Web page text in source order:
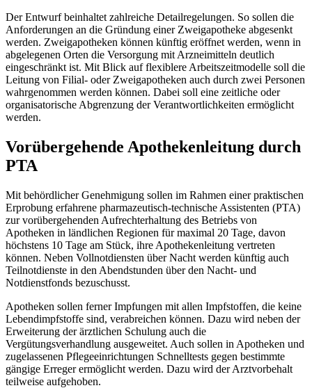
Der Entwurf beinhaltet zahlreiche Detailregelungen. So sollen die
Anforderungen an die Gründung einer Zweigapotheke abgesenkt
werden. Zweigapotheken können künftig eröffnet werden, wenn in
abgelegenen Orten die Versorgung mit Arzneimitteln deutlich
eingeschränkt ist. Mit Blick auf flexiblere Arbeitszeitmodelle soll die
Leitung von Filial- oder Zweigapotheken auch durch zwei Personen
wahrgenommen werden können. Dabei soll eine zeitliche oder
organisatorische Abgrenzung der Verantwortlichkeiten ermöglicht
werden.
Vorübergehende Apothekenleitung durch
PTA
Mit behördlicher Genehmigung sollen im Rahmen einer praktischen
Erprobung erfahrene pharmazeutisch-technische Assistenten (PTA)
zur vorübergehenden Aufrechterhaltung des Betriebs von
Apotheken in ländlichen Regionen für maximal 20 Tage, davon
höchstens 10 Tage am Stück, ihre Apothekenleitung vertreten
können. Neben Vollnotdiensten über Nacht werden künftig auch
Teilnotdienste in den Abendstunden über den Nacht- und
Notdienstfonds bezuschusst.
Apotheken sollen ferner Impfungen mit allen Impfstoffen, die keine
Lebendimpfstoffe sind, verabreichen können. Dazu wird neben der
Erweiterung der ärztlichen Schulung auch die
Vergütungsverhandlung ausgeweitet. Auch sollen in Apotheken und
zugelassenen Pflegeeinrichtungen Schnelltests gegen bestimmte
gängige Erreger ermöglicht werden. Dazu wird der Arztvorbehalt
teilweise aufgehoben.